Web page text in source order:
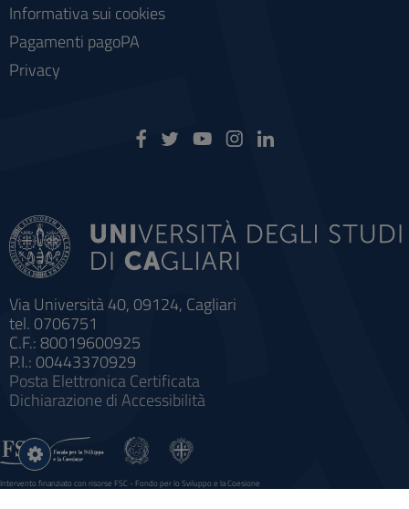
Via Università 40, 09124, Cagliari
tel. 0706751
C.F.: 80019600925
P.I.: 00443370929
Posta Elettronica Certificata
Dichiarazione di Accessibilità
Informativa sui cookies
Pagamenti pagoPA
Privacy
Intervento finanziato con risorse FSC - Fondo per lo Sviluppo e la Coesione
Sistema informatico gestionale integrato a supporto della didattica e della ricerca e potenziamento dei servizi online
Impostazioni
cookie